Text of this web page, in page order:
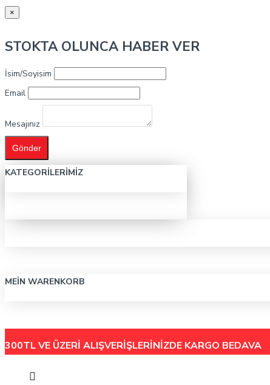
×
STOKTA OLUNCA HABER VER
İsim/Soyisim
Email
Mesajınız
Gönder
KATEGORILERIMIZ
MEIN WARENKORB
300TL VE ÜZERİ ALIŞVERİŞLERİNİZDE KARGO BEDAVA